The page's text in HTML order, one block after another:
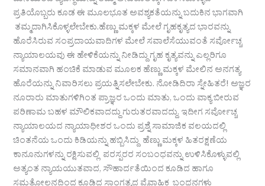
ಪ್ರತಿಯೊಬ್ಬರು ಕೂಡ ಈ ಮೂಲಭೂತ ಅವಶ್ಯಕತೆಯನ್ನು ಬದುಕಿನ ಭಾಗವಾಗಿ
ತಮ್ಮದಾಗಿಸಿಕೊಳ್ಳಲೇಬೇಕು.ಹೆಣ್ಣು ಮಕ್ಕಳ ಮೇಲೆ ಗೃಹಕೃತ್ಯದ ಭಾರವನ್ನು
ಹೊರೆಸಿರುವ ಸಂಪ್ರದಾಯವಾದಿಗಳ ಮೇಲೆ ಸವಾಲೆಸೆಯುವಂತೆ ಸರ್ವೋಚ್ಚ
ನ್ಯಾಯಾಲಯವು ಈ ಹೇಳಿಕೆಯನ್ನು ನೀಡಿದ್ದು ಗೃಹ ಕೃತ್ಯವನ್ನು ಎಲ್ಲರಿಗೂ
ಸಮಾನವಾಗಿ ಹಂಚಿಕೆ ಮಾಡುವ ಮೂಲಕ ಹೆಣ್ಣು ಮಕ್ಕಳ ಮೇಲಿನ ಅನಗತ್ಯ
ಹೊರೆಯನ್ನು ನಿವಾರಿಸಲು ಪ್ರಯತ್ನಿಸಲೇಬೇಕು. ನೋಡಿದಿರಾ ಸ್ನೇಹಿತರೆ! ಅಜ್ಞರ
ನೂರಾರು ಮಾತುಗಳಿಗಿಂತ ಪ್ರಾಜ್ಞರ ಒಂದು ಮಾತು, ಒಂದು ವಾಕ್ಯ ಬೀರುವ
ಪರಿಣಾಮ ಬಹಳ ಮೌಲಿಕವಾದದ್ದು ಗುರುತರವಾದದ್ದು. ಇದೀಗ ಸರ್ವೋಚ್ಚ
ನ್ಯಾಯಾಲಯದ ನ್ಯಾಯಾಧೀಶರ ಒಂದು ಪ್ರಶ್ನೆ ಸಾಮಾಜಿಕ ವಲಯದಲ್ಲಿ
ಚಿಂತನೆಯ ಒಂದು ಕಿಡಿಯನ್ನು ಹಬ್ಬಿಸಿದ್ದು ಹೆಣ್ಣು ಮಕ್ಕಳ ಹಿತರಕ್ಷಣೆಯ
ಕಾನೂನುಗಳನ್ನು ರಕ್ಷಿಸುವಲ್ಲಿ ಪರಸ್ಪರರ ಸಂಬಂಧವನ್ನು ಉಳಿಸಿಕೊಳ್ಳುವಲ್ಲಿ
ಅತ್ಯಂತ ನ್ಯಾಯಯುತವಾದ, ಸೌಹಾರ್ದತೆಯಿಂದ ಕೂಡಿದ ಹಾಗೂ